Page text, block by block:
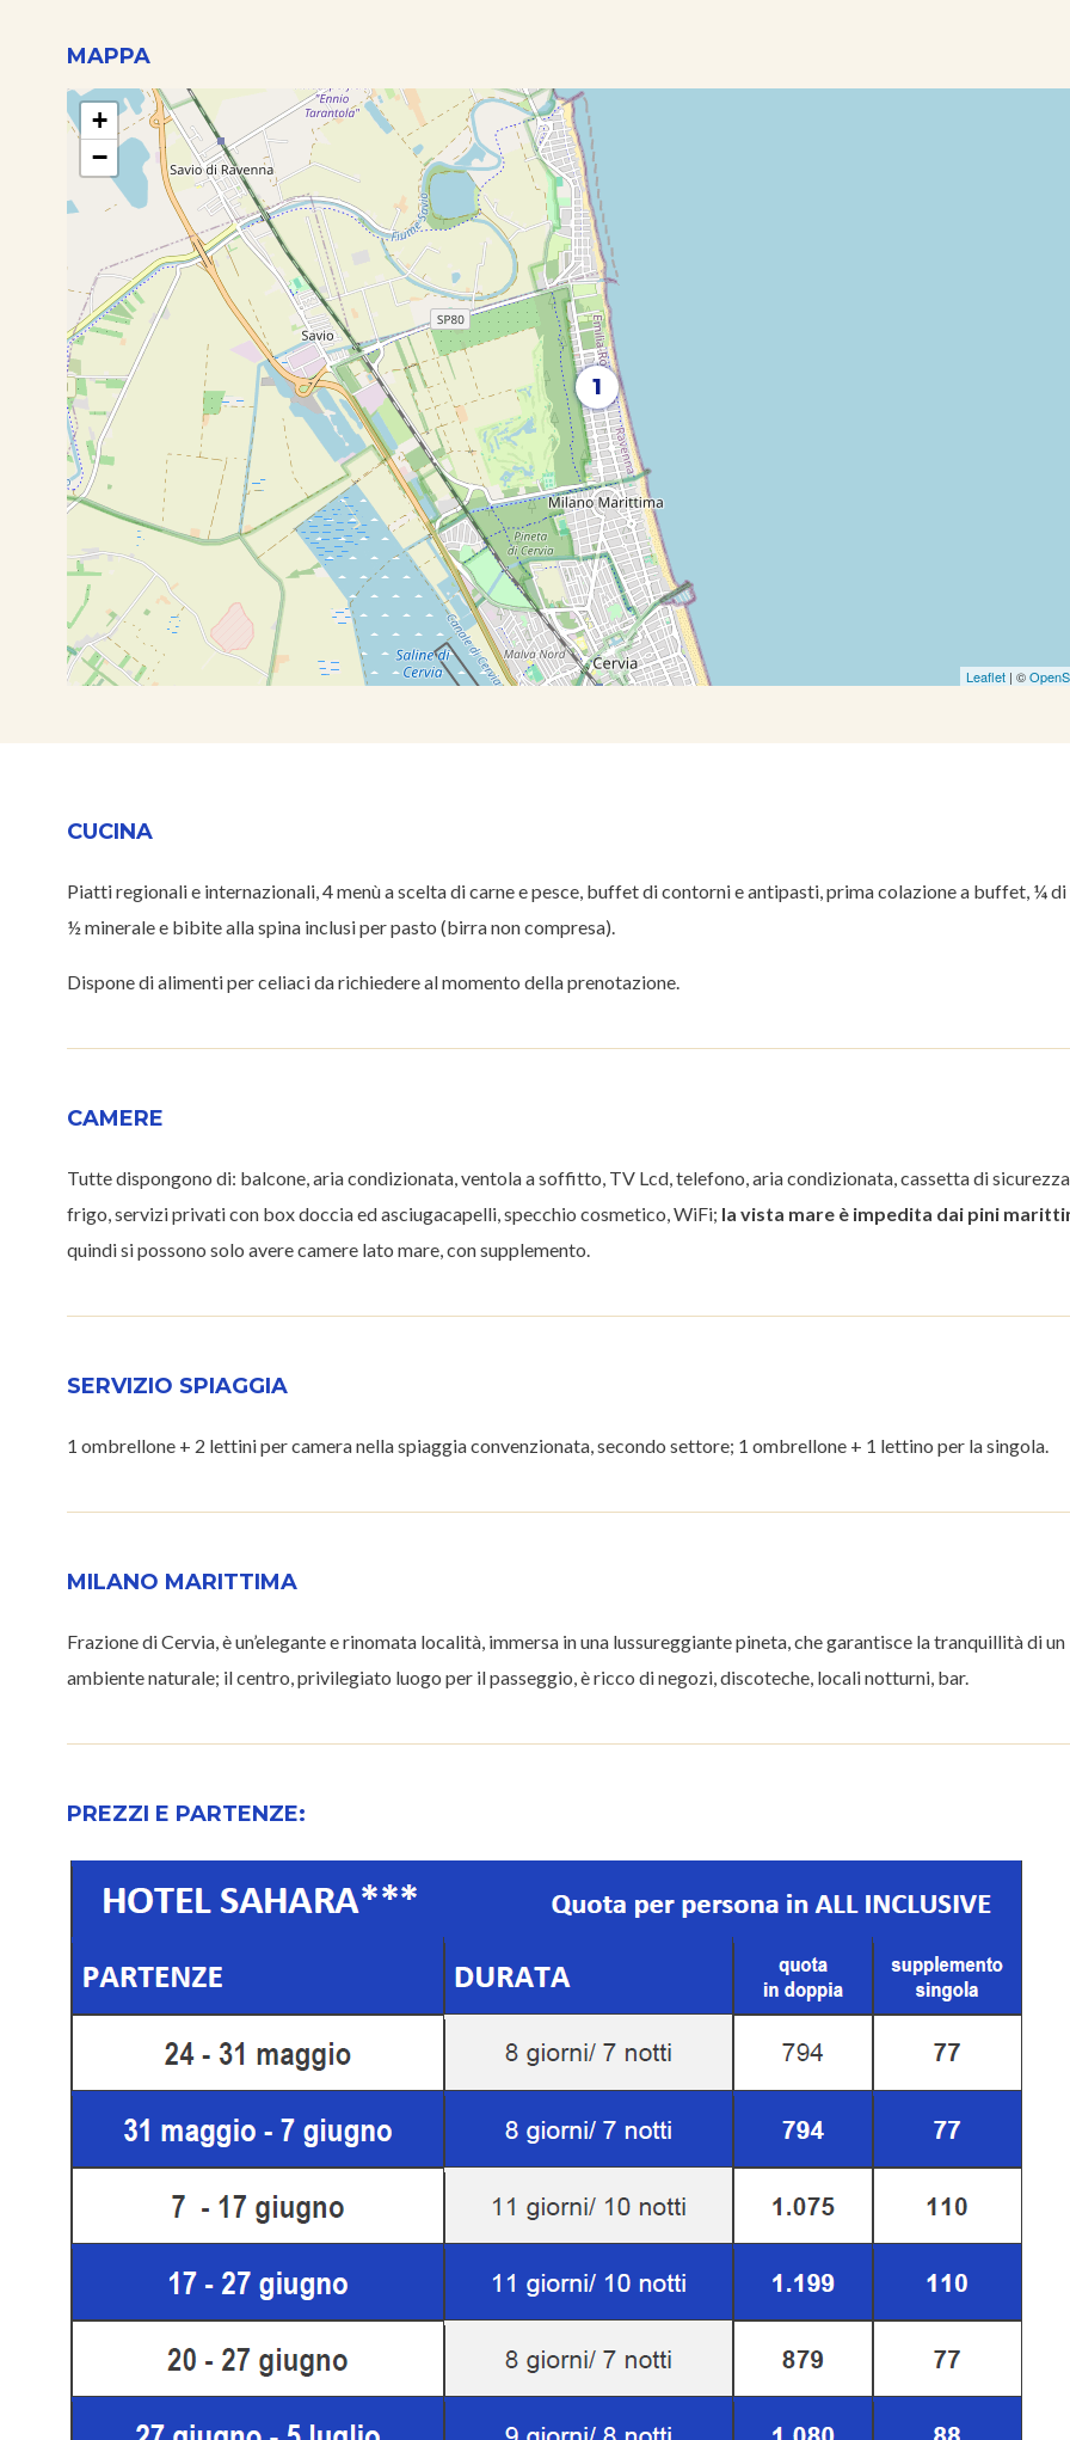
MAPPA
1
+
−
Leaflet | ©
CUCINA
Piatti regionali e internazionali, 4 menù a scelta di carne e pesce, buffet di contorni e antipasti, prima colazione a buffet, ¼ di
½ minerale e bibite alla spina inclusi per pasto (birra non compresa).
Dispone di alimenti per celiaci da richiedere al momento della prenotazione.
CAMERE
Tutte dispongono di: balcone, aria condizionata, ventola a soffitto, TV Lcd, telefono, aria condizionata, cassetta di
frigo, servizi privati con box doccia ed asciugacapelli, specchio cosmetico, WiFi; la vista mare è impedita dai pini
quindi si possono solo avere camere lato mare, con supplemento.
SERVIZIO SPIAGGIA
1 ombrellone + 2 lettini per camera nella spiaggia convenzionata, secondo settore; 1 ombrellone + 1 lettino per la singola.
MILANO MARITTIMA
Frazione di Cervia, è un’elegante e rinomata località, immersa in una lussureggiante pineta, che garantisce la tranquillità di un
ambiente naturale; il centro, privilegiato luogo per il passeggio, è ricco di negozi, discoteche, locali notturni, bar.
PREZZI E PARTENZE: